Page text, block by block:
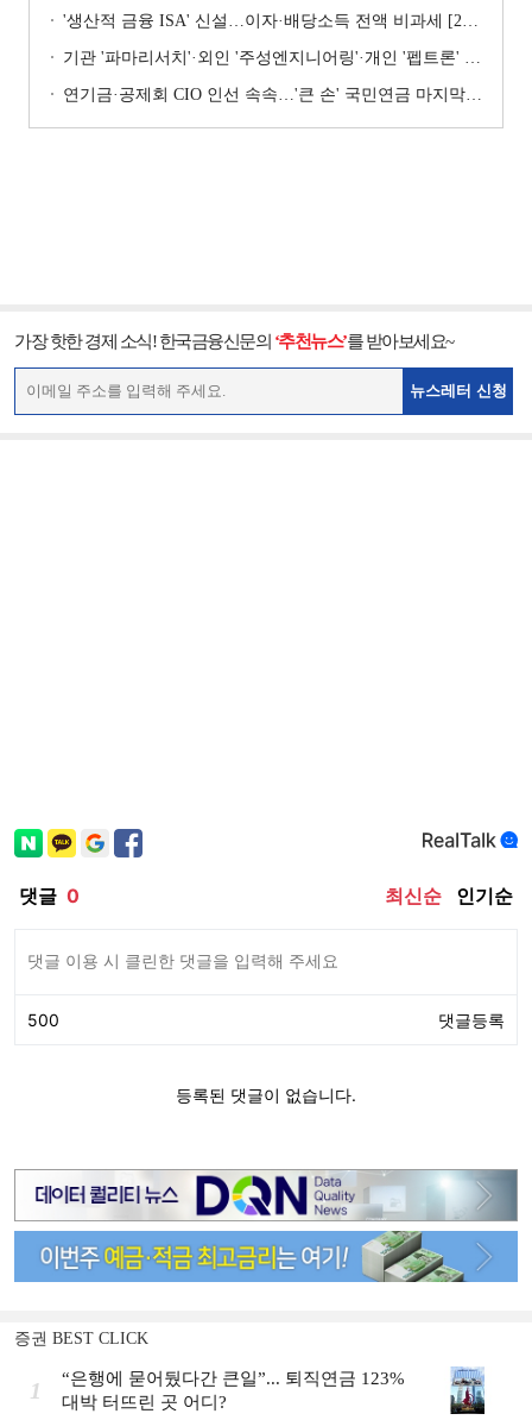
'생산적 금융 ISA' 신설…이자·배당소득 전액 비과세 [2026 세제개편안]
기관 '파마리서치'·외인 '주성엔지니어링'·개인 '펩트론' 1위 [주간 코스닥 순매수- 2026년 7월27일~7월31일]
연기금·공제회 CIO 인선 속속…'큰 손' 국민연금 마지막 타자
가장 핫한 경제 소식! 한국금융신문의 ‘추천뉴스’를 받아보세요~
뉴스레터 신청
증권 BEST CLICK
1
“은행에 묻어뒀다간 큰일”... 퇴직연금 123%
대박 터뜨린 곳 어디?